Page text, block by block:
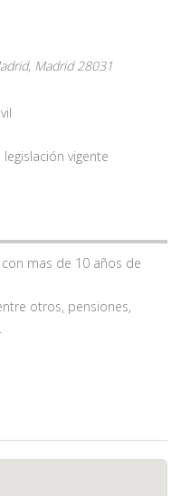
Madrid 28031
vigente
mas de 10 años de
otros, pensiones,